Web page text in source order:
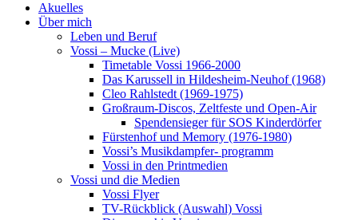
Akuelles
Über mich
Leben und Beruf
Vossi – Mucke (Live)
Timetable Vossi 1966-2000
Das Karussell in Hildesheim-Neuhof (1968)
Cleo Rahlstedt (1969-1975)
Großraum-Discos, Zeltfeste und Open-Air
Spendensieger für SOS Kinderdörfer
Fürstenhof und Memory (1976-1980)
Vossi’s Musikdampfer- programm
Vossi in den Printmedien
Vossi und die Medien
Vossi Flyer
TV-Rückblick (Auswahl) Vossi